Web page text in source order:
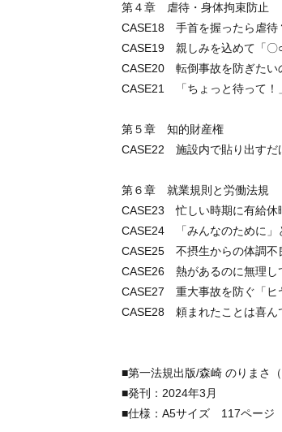
第４章 虐待・身体拘束防止
CASE18 手首を握ったら虐待
CASE19 親しみを込めて「〇
CASE20 転倒事故を防ぎたい
CASE21 「ちょっと待って！
第５章 知的財産権
CASE22 施設内で貼り出すだ
第６章 就業規則と労働法規
CASE23 忙しい時期に有給休
CASE24 「みんなのために」
CASE25 不摂生からの体調不
CASE26 熱があるのに無理し
CASE27 重大事故を防ぐ「ヒ
CASE28 頼まれたことは喜ん
■第一法規出版/森崎 のりまさ
■発刊：2024年3月
■仕様：A5サイズ 117ページ